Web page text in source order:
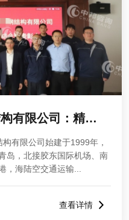
中电装备青岛XX钢结构有限公司：精益生产、5S项目表彰大会
有限公司始建于1999年，
岛，北接胶东国际机场、南
，海陆空交通运输...
查看详情